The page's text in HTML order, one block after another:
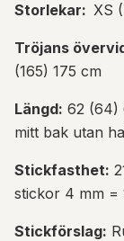
Storlekar: XS
Tröjans
(165) 175 cm
Längd: 62 (64)
mitt bak utan
Stickfasthet:
stickor 4 mm =
Stickförslag: